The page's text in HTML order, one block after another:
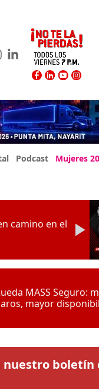
Podcast Mujeres
camino en el
MASS Seguro:
mayor
nuestro boletín